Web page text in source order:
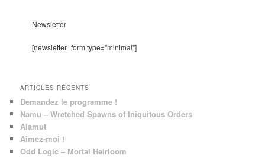
Newsletter
[newsletter_form type="minimal"]
ARTICLES RÉCENTS
Demandez le programme !
Namu – Wretched Spawns of Iniquitous Orders
Alamut
Aimez-moi !
Odd Logic – Mortal Heirloom